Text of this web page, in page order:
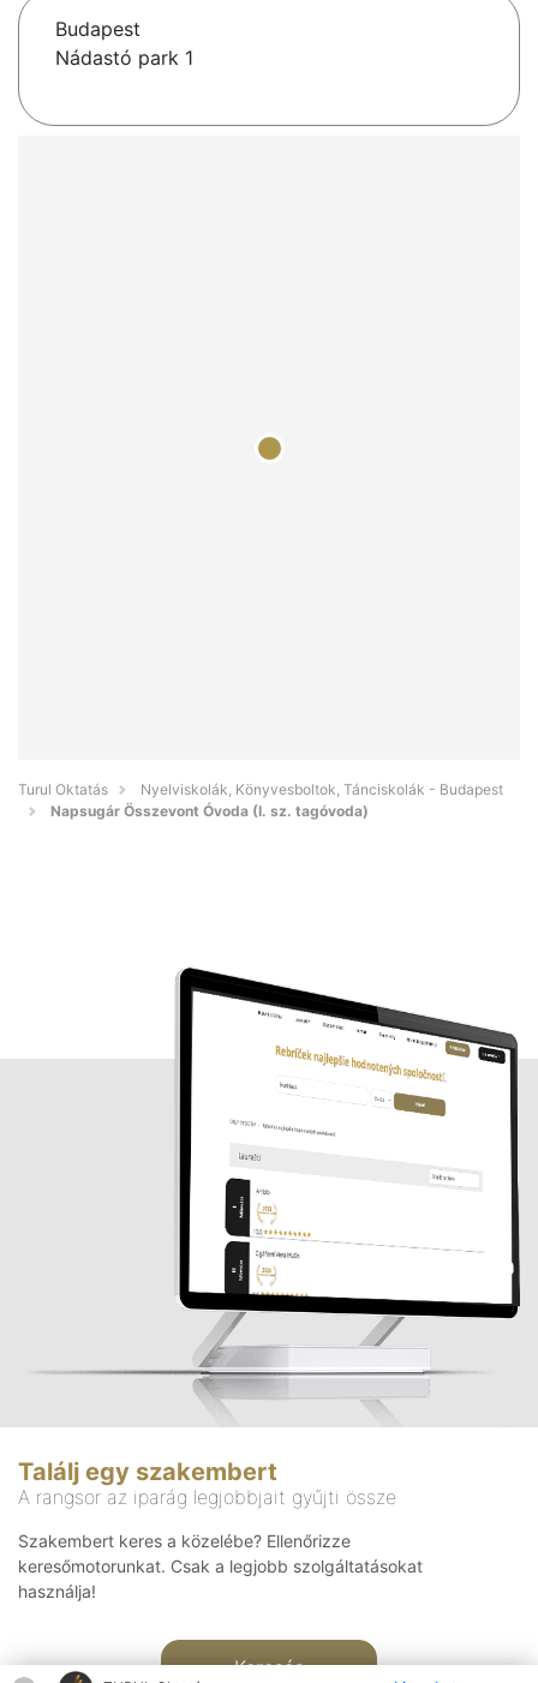
Budapest
Nádastó park 1
Turul Oktatás
Nyelviskolák, Könyvesboltok, Tánciskolák - Budapest
Napsugár Összevont Óvoda (I. sz. tagóvoda)
Találj egy szakembert
A rangsor az iparág legjobbjait gyűjti össze
Szakembert keres a közelébe? Ellenőrizze
keresőmotorunkat. Csak a legjobb szolgáltatásokat
használja!
Keresés